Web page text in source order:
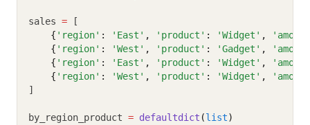
sales = [
{ 'region' : 'East' , 'product' : 'Widget' ,
{ 'region' : 'West' , 'product' : 'Gadget' ,
{ 'region' : 'East' , 'product' : 'Widget' ,
{ 'region' : 'West' , 'product' : 'Widget' ,
]
by_region_product = defaultdict (list)